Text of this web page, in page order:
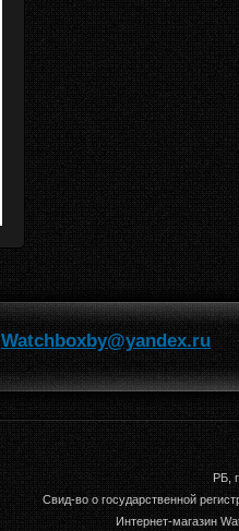
Watchboxby@yandex.ru
РБ,
Свид-во о государственной
Интернет-магазин